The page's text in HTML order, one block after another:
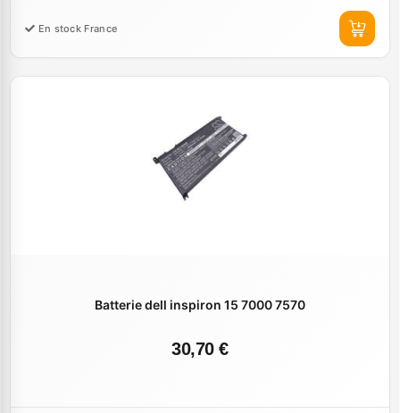
En stock France
Batterie dell inspiron 15 7000 7570
30,70 €